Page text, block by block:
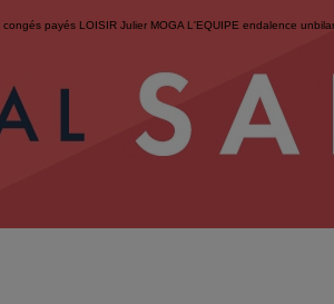
congés payés LOISIR Julier MOGA L'EQUIPE endalence